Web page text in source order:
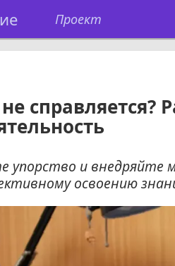
Проект
справляется?
упорство и внедряйте
освоению